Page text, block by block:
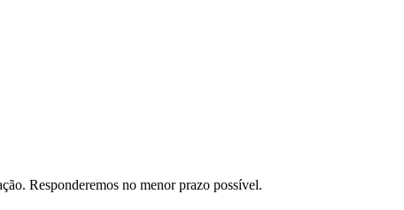
Responderemos no menor prazo possível.